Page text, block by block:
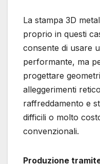
La stampa 3D
proprio in questi
consente di usare
performante, ma
progettare
alleggerimenti
raffreddamento e
difficili o molto
convenzionali.
Produzione